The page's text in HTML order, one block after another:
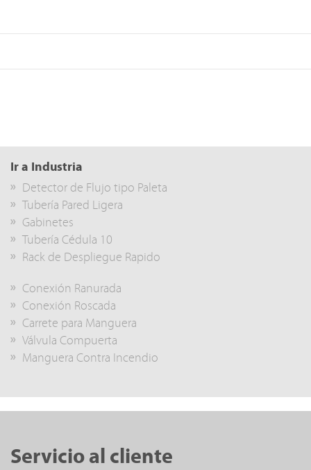
Ir a Industria
Detector de Flujo tipo Paleta
Tubería Pared Ligera
Gabinetes
Tubería Cédula 10
Rack de Despliegue Rapido
Conexión Ranurada
Conexión Roscada
Carrete para Manguera
Válvula Compuerta
Manguera Contra Incendio
Servicio al cliente